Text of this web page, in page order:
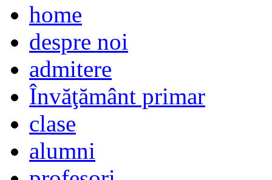
home
despre noi
admitere
Învăţământ primar
clase
alumni